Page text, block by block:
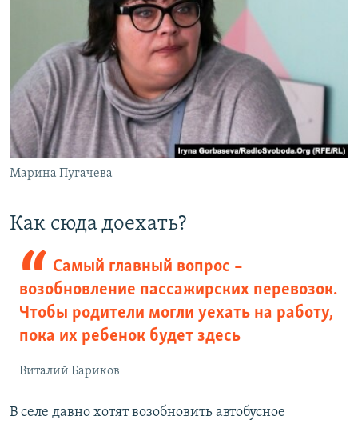
Марина Пугачева
​Как сюда доехать?
Самый главный вопрос –
возобновление пассажирских перевозок.
Чтобы родители могли уехать на работу,
пока их ребенок будет здесь
Виталий Бариков
В селе давно хотят возобновить автобусное